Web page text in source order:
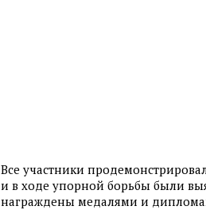
Все участники
и в ходе упорной борьбы были
награждены медалями и